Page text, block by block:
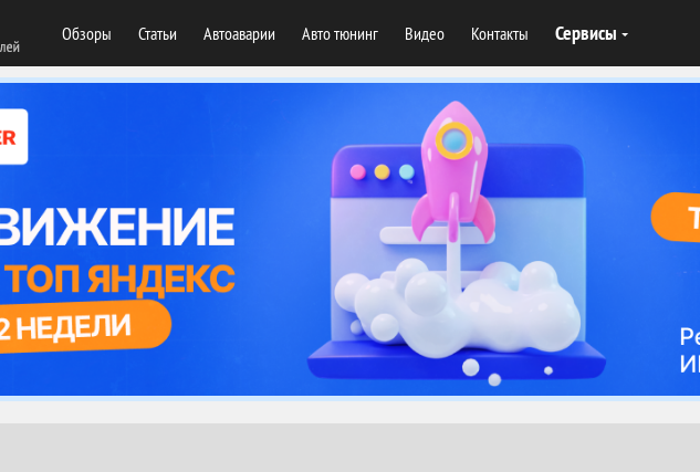
Обзоры Статьи Автоаварии Авто тюнинг Видео Контакты Сервисы